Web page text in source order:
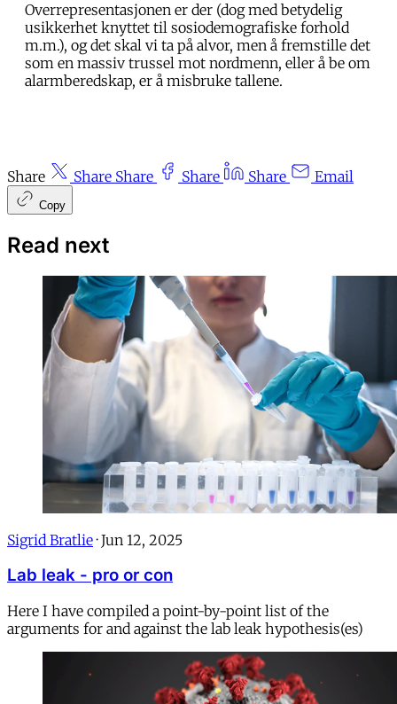
Overrepresentasjonen er der (dog med betydelig
usikkerhet knyttet til sosiodemografiske forhold
m.m.), og det skal vi ta på alvor, men å fremstille det
som en massiv trussel mot nordmenn, eller å be om
alarmberedskap, er å misbruke tallene.
Share Share Share Share Share Email
Copy
Read next
Sigrid Bratlie · Jun 12, 2025
Lab leak - pro or con
Here I have compiled a point-by-point list of the
arguments for and against the lab leak hypothesis(es)